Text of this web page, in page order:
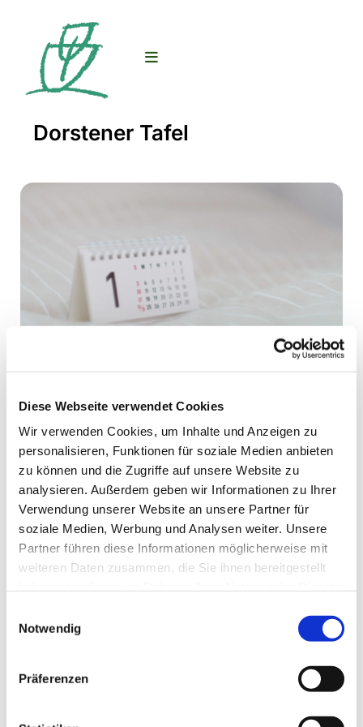
Diese Webseite verwendet Cookies
Wir verwenden Cookies, um Inhalte und Anzeigen zu
personalisieren, Funktionen für soziale Medien anbieten
zu können und die Zugriffe auf unsere Website zu
analysieren. Außerdem geben wir Informationen zu Ihrer
Verwendung unserer Website an unsere Partner für
soziale Medien, Werbung und Analysen weiter. Unsere
Partner führen diese Informationen möglicherweise mit
weiteren Daten zusammen, die Sie ihnen bereitgestellt
Notwendig
Präferenzen
Dorstener Tafel
Mittwoch, 22. September 2027,
11:30 Uhr
Gemeindezentrum, Südwall 5,
46282 Dorsten, 46282 Dorsten